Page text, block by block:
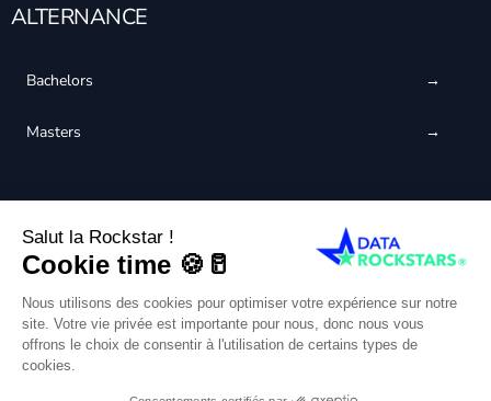
ALTERNANCE
Bachelors
Masters
QUALIOPI CERTIFIED